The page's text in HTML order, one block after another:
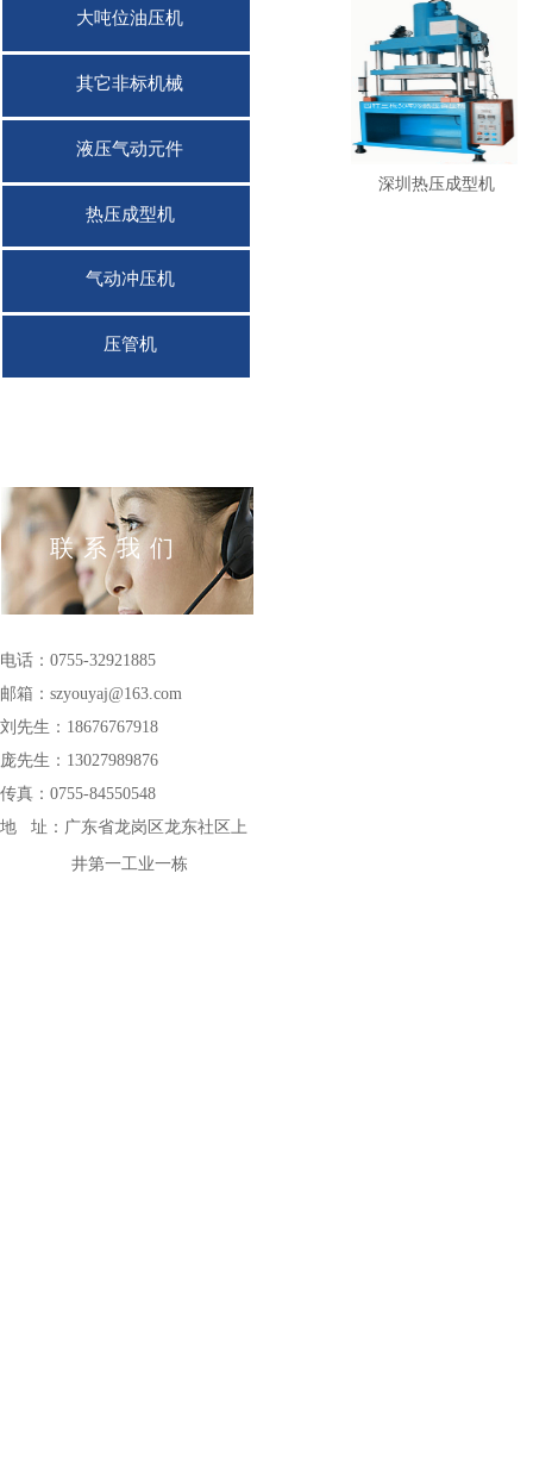
深圳热压成型机
大吨位油压机
其它非标机械
液压气动元件
热压成型机
气动冲压机
压管机
联系我们
电话：0755-32921885
邮箱：szyouyaj@163.com
刘先生：18676767918
庞先生：13027989876
传真：0755-84550548
地 址： 广东省龙岗区龙东社区上
井第一工业一栋